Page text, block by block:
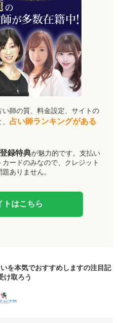
師の質、料金設定、サイトの
占い師ランキングがある
録特典が魅力的です。支払い
ードのみなので、クレジット
ありません。
トはこちら
を本気でおすすめしますの注目記
け取ろう